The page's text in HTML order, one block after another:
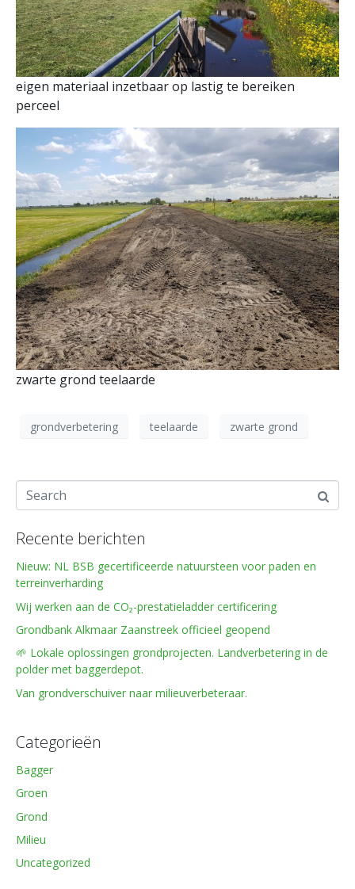
eigen materiaal inzetbaar op lastig te bereiken
perceel
zwarte grond teelaarde
grondverbetering teelaarde zwarte grond
Recente berichten
Nieuw: NL BSB gecertificeerde natuursteen voor paden en
terreinverharding
Wij werken aan de CO₂-prestatieladder certificering
Grondbank Alkmaar Zaanstreek officieel geopend
🌱 Lokale oplossingen grondprojecten. Landverbetering in de
polder met baggerdepot.
Van grondverschuiver naar milieuverbeteraar.
Categorieën
Bagger
Groen
Grond
Milieu
Uncategorized